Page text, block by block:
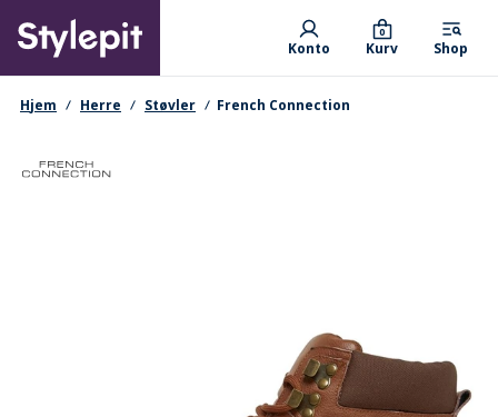
main
content
Primary departments
Konto Kurv
0
Shop
navigationssti
Hjem Herre Støvler French Connection